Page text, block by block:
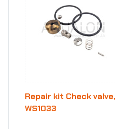
Repair kit Check valve,
WS1033